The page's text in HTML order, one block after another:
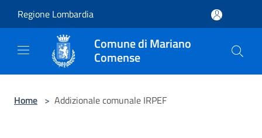
Regione Lombardia
Comune di Mariano
Comense
Home > Addizionale comunale IRPEF